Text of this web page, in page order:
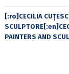
[:ro]CECILIA
PAINTERS AND